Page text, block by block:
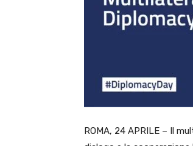
ROMA, 24 APRILE – Il